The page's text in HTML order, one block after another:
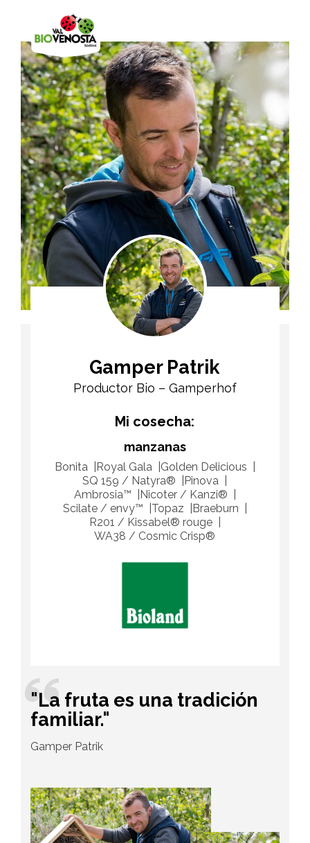
Gamper Patrik
Productor Bio – Gamperhof
Mi cosecha:
manzanas
Bonita Royal Gala
Golden Delicious
SQ 159 / Natyra®
Pinova
Ambrosia™
Nicoter / Kanzi®
Scilate / envy™
Topaz
Braeburn
R201 / Kissabel® rouge
WA38 / Cosmic Crisp®
"La fruta es una tradición
familiar."
Gamper Patrik